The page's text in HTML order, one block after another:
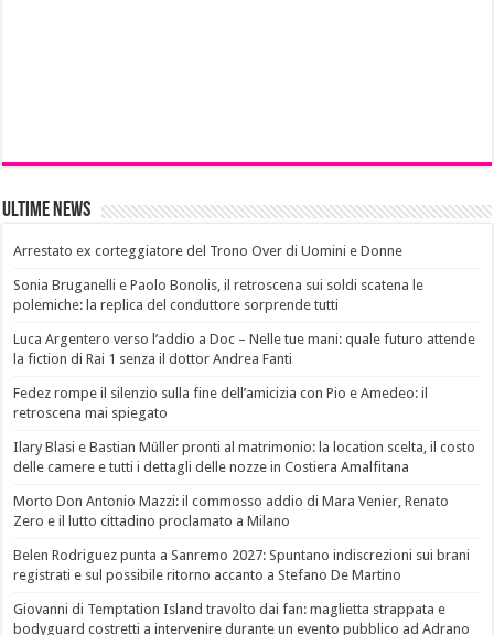
Ultime News
Arrestato ex corteggiatore del Trono Over di Uomini e Donne
Sonia Bruganelli e Paolo Bonolis, il retroscena sui soldi scatena le
polemiche: la replica del conduttore sorprende tutti
Luca Argentero verso l’addio a Doc – Nelle tue mani: quale futuro attende
la fiction di Rai 1 senza il dottor Andrea Fanti
Fedez rompe il silenzio sulla fine dell’amicizia con Pio e Amedeo: il
retroscena mai spiegato
Ilary Blasi e Bastian Müller pronti al matrimonio: la location scelta, il costo
delle camere e tutti i dettagli delle nozze in Costiera Amalfitana
Morto Don Antonio Mazzi: il commosso addio di Mara Venier, Renato
Zero e il lutto cittadino proclamato a Milano
Belen Rodriguez punta a Sanremo 2027: Spuntano indiscrezioni sui brani
registrati e sul possibile ritorno accanto a Stefano De Martino
Giovanni di Temptation Island travolto dai fan: maglietta strappata e
bodyguard costretti a intervenire durante un evento pubblico ad Adrano